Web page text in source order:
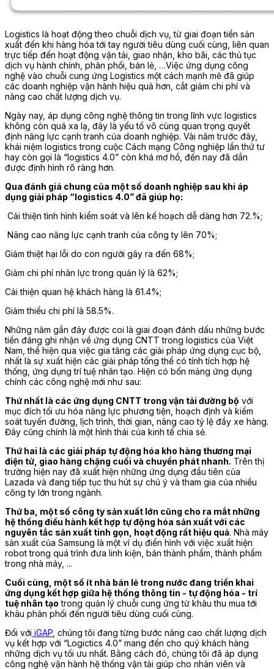
Logistics là hoạt động theo chuỗi dịch vụ, từ giai đoạn tiền sản
xuất đến khi hàng hóa tới tay người tiêu dùng cuối cùng, liên quan
trực tiếp đến hoạt động vận tải, giao nhận, kho bãi, các thủ tục
dịch vụ hành chính, phân phối, bán lẻ, …Việc ứng dụng công
nghệ vào chuỗi cung ứng Logistics một cách mạnh mẽ đã giúp
các doanh nghiệp vận hành hiệu quả hơn, cắt giảm chi phí và
nâng cao chất lượng dịch vụ.
Ngày nay, áp dụng công nghệ thông tin trong lĩnh vực logistics
không còn quá xa lạ, đây là yếu tố vô cùng quan trọng quyết
định năng lực cạnh tranh của doanh nghiệp. Vài năm trước đây,
khái niệm logistics trong cuộc Cách mạng Công nghiệp lần thứ tư
hay còn gọi là “logistics 4.0” còn khá mơ hồ, đến nay đã dần
được định hình rõ ràng hơn.
Qua đánh giá chung của một số doanh nghiệp sau khi áp
dụng giải pháp “logistics 4.0” đã giúp họ:
Cải thiện tình hình kiểm soát và lên kế hoạch dễ dàng hơn 72.%;
Nâng cao năng lực cạnh tranh của công ty lên 70%;
Giảm thiệt hại lỗi do con người gây ra đến 68%;
Giảm chi phí nhân lực trong quản lý là 62%;
Cải thiện quan hệ khách hàng là 61.4%;
Giảm thiểu chi phí là 58.5%.
Những năm gần đây được coi là giai đoạn đánh dấu những bước
tiến đáng ghi nhận về ứng dụng CNTT trong logistics của Việt
Nam, thể hiện qua việc gia tăng các giải pháp ứng dụng cục bộ,
nhất là sự xuất hiện các giải pháp tổng thể có tính tích hợp hệ
thống, ứng dụng trí tuệ nhân tạo. Hiện có bốn mảng ứng dụng
chính các công nghệ mới như sau:
Thứ nhất là các ứng dụng CNTT trong vận tải đường bộ với
mục đích tối ưu hóa năng lực phương tiện, hoạch định và kiểm
soát tuyến đường, lịch trình, thời gian, nâng cao tỷ lệ đầy xe hàng.
Đây cũng chính là một hình thái của kinh tế chia sẻ.
Thứ hai là các giải pháp tự động hóa kho hàng thương mại
điện tử, giao hàng chặng cuối và chuyển phát nhanh. Trên thị
trường hiện nay đã xuất hiện những ứng dụng đầu tiên của
Lazada và đang tiếp tục thu hút sự chú ý và tham gia của nhiều
công ty lớn trong ngành.
Thứ ba, một số công ty sản xuất lớn cũng cho ra mắt những
hệ thống điều hành kết hợp tự động hóa sản xuất với các
nguyên tắc sản xuất tinh gọn, hoạt động rất hiệu quả. Nhà máy
sản xuất của Samsung là một ví dụ điển hình với việc xuất hiện
robot trong quá trình đưa linh kiện, bán thành phẩm, thành phẩm
trong nhà máy, ...
Cuối cùng, một số ít nhà bán lẻ trong nước đang triển khai
ứng dụng kết hợp giữa hệ thống thông tin - tự động hóa - trí
tuệ nhân tạo trong quản lý chuỗi cung ứng từ khâu thu mua tới
khâu phân phối đến người tiêu dùng cuối cùng.
Đối với iGAP , chúng tôi đang từng bước nâng cao chất lượng dịch
vụ kết hợp với “Logictics 4.0” mang đến cho quý khách hàng
những dịch vụ tối ưu nhất. Bằng cách đó, chúng tôi đã áp dụng
công nghệ vận hành hệ thống vận tải giúp cho nhân viên và